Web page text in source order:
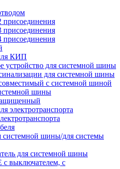
присоединения
присоединения
присоединения
КИП
устройство для системной шины
для системной шины
с системной шиной
шины
электротранспорта
системной шины/для системы
для системной шины
с выключателем, с